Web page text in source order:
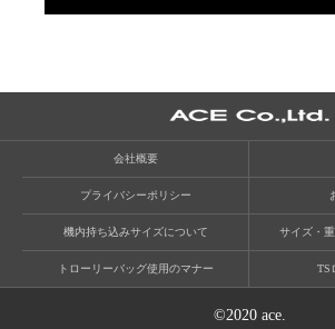
会社概要
プライバシーポリシー
機内持ち込みサイズについて サイズ・
トローリーバッグ使用のマナー TS
©2020 ace.